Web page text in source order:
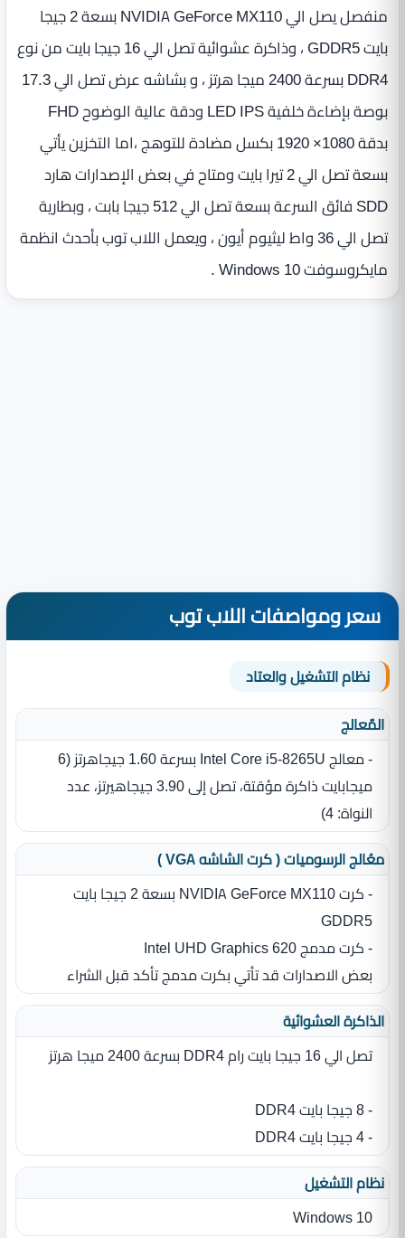
منفصل يصل الي NVIDIA GeForce MX110 بسعة 2 جيجا
بايت GDDR5 ، وذاكرة عشوائية تصل الي 16 جيجا بايت من نوع
DDR4 بسرعة 2400 ميجا هرتز ، و بشاشه عرض تصل الي 17.3
بوصة بإضاءة خلفية LED IPS ودقة عالية الوضوح FHD
بدقة 1080× 1920 بكسل مضادة للتوهج ،اما التخزين يأتي
بسعة تصل الي 2 تيرا بايت ومتاح في بعض الإصدارات هارد
SDD فائق السرعة بسعة تصل الي 512 جيجا بابت ، وبطارية
تصل الي 36 واط ليثيوم أيون ، ويعمل اللاب توب بأحدث انظمة
مايكروسوفت Windows 10 .
سعر ومواصفات اللاب توب
نظام التشغيل والعتاد
المٌعالج
- معالج Intel Core i5-8265U بسرعة 1.60 جيجاهرتز ‏(‏6
ميجابايت ذاكرة مؤقتة، تصل إلى 3.90 جيجاهيرتز، عدد
النواة‏:‏ 4‏)‏
معُالج الرسوميات ( كرت الشاشه VGA )
- كرت NVIDIA GeForce MX110 بسعة 2 جيجا بايت
GDDR5
- كرت مدمج Intel UHD Graphics 620
بعض الاصدارات قد تأتي بكرت مدمج تأكد قبل الشراء
الذاكرة العشوائية
تصل الي 16 جيجا بايت رام DDR4 بسرعة 2400 ميجا هرتز
- 8 جيجا بايت DDR4
- 4 جيجا بايت DDR4
نظام التشغيل
Windows 10